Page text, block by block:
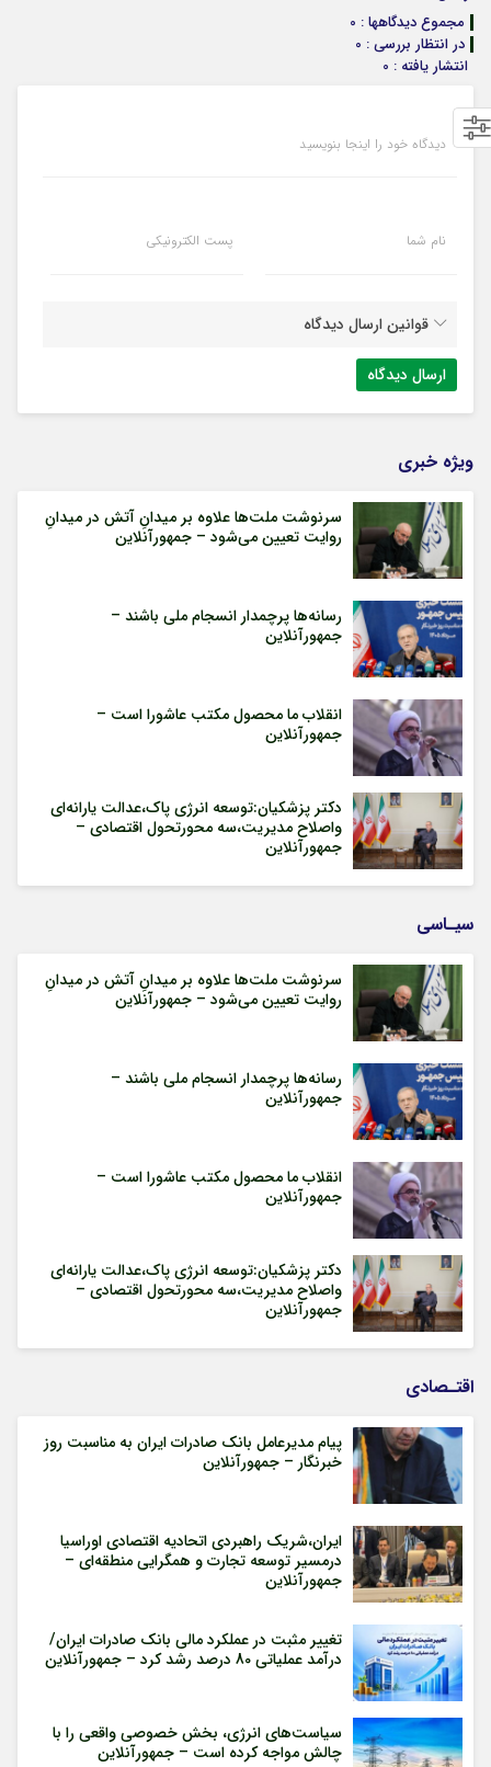
مجموع دیدگاهها : 0
در انتظار بررسی : 0
انتشار یافته : 0
دیدگاه خود را اینجا بنویسید
نام شما پست الکترونیکی
قوانین ارسال دیدگاه
ویژه خبری
سرنوشت ملت‌ها علاوه بر میدانِ آتش در میدانِ
روایت تعیین می‌شود – جمهورآنلاین
رسانه‌ها پرچمدار انسجام ملی باشند –
جمهورآنلاین
انقلاب ما محصول مکتب عاشورا است –
جمهورآنلاین
دکتر پزشکیان:توسعه انرژی پاک،عدالت یارانه‌ای
واصلاح مدیریت،سه محورتحول اقتصادی –
جمهورآنلاین
سیـاسی
سرنوشت ملت‌ها علاوه بر میدانِ آتش در میدانِ
روایت تعیین می‌شود – جمهورآنلاین
رسانه‌ها پرچمدار انسجام ملی باشند –
جمهورآنلاین
انقلاب ما محصول مکتب عاشورا است –
جمهورآنلاین
دکتر پزشکیان:توسعه انرژی پاک،عدالت یارانه‌ای
واصلاح مدیریت،سه محورتحول اقتصادی –
جمهورآنلاین
اقتـصادی
پیام مدیرعامل بانک صادرات ایران به مناسبت روز
خبرنگار – جمهورآنلاین
ایران،شریک راهبردی اتحادیه اقتصادی اوراسیا
درمسیر توسعه تجارت و همگرایی منطقه‌ای –
جمهورآنلاین
تغییر مثبت در عملکرد مالی بانک صادرات ایران/
درآمد عملیاتی 80 درصد رشد کرد – جمهورآنلاین
سیاست‌های انرژی، بخش خصوصی واقعی را با
چالش مواجه کرده است – جمهورآنلاین